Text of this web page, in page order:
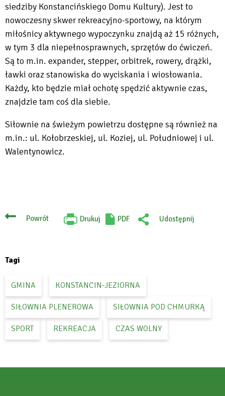
siedziby Konstancińskiego Domu Kultury). Jest to
nowoczesny skwer rekreacyjno-sportowy, na którym
miłośnicy aktywnego wypoczynku znajdą aż 15 różnych,
w tym 3 dla niepełnosprawnych, sprzętów do ćwiczeń.
Są to m.in. expander, stepper, orbitrek, rowery, drążki,
ławki oraz stanowiska do wyciskania i wiosłowania.
Każdy, kto będzie miał ochotę spędzić aktywnie czas,
znajdzie tam coś dla siebie.
Siłownie na świeżym powietrzu dostępne są również na
m.in.: ul. Kołobrzeskiej, ul. Koziej, ul. Południowej i ul.
Walentynowicz.
Powrót Drukuj
Will
PDF
Udostępnij
Tagi
GMINA KONSTANCIN-JEZIORNA
SIŁOWNIA PLENEROWA SIŁOWNIA POD CHMURKĄ
SPORT REKREACJA CZAS WOLNY